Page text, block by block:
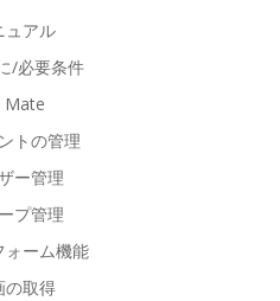
ュアル
/必要条件
Mate
トの管理
ー管理
プ管理
ォーム機能
の取得